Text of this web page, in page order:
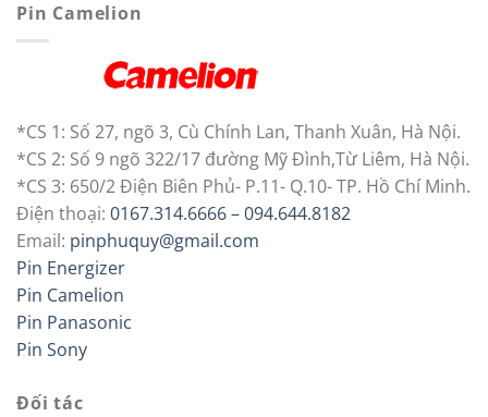
Pin Camelion
*CS 1: Số 27, ngõ 3, Cù Chính Lan, Thanh Xuân, Hà Nội.
*CS 2: Số 9 ngõ 322/17 đường Mỹ Đình,Từ Liêm, Hà Nội.
*CS 3: 650/2 Điện Biên Phủ- P.11- Q.10- TP. Hồ Chí Minh.
Điện thoại: 0167.314.6666 – 094.644.8182
Email: pinphuquy@gmail.com
Pin Energizer
Pin Camelion
Pin Panasonic
Pin Sony
Đối tác